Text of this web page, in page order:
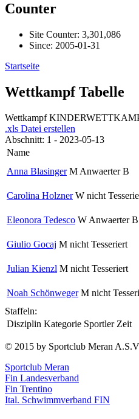
Counter
Site Counter: 3,301,086
Since: 2005-01-31
Startseite
Wettkampf Tabelle
Wettkampf
.xls Datei erstellen
Abschnitt: 1 - 2023-05-13
Name
Anna BlasingerM Anwaerter B
Carolina HolznerW nicht
Eleonora Tedesco W Anwaerter B
Giulio Gocaj M nicht Tesseriert
Julian Kienzl M nicht Tesseriert
Noah SchönwegerM nicht
Staffeln:
Disziplin Kategorie Sportler Zeit
© 2015 by Sportclub Meran
Sportclub Meran
Fin Landesverband
Fin Trentino
Ital. Schwimmverband FIN